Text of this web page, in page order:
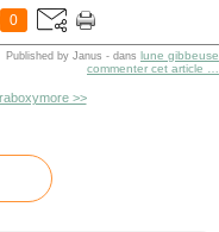
0
Published by Janus - dans lune gibbeuse
commenter cet article
>>